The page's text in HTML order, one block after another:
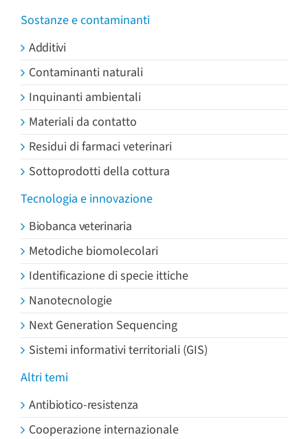
Sostanze e contaminanti
Additivi
Contaminanti naturali
Inquinanti ambientali
Materiali da contatto
Residui di farmaci veterinari
Sottoprodotti della cottura
Tecnologia e innovazione
Biobanca veterinaria
Metodiche biomolecolari
Identificazione di specie ittiche
Nanotecnologie
Next Generation Sequencing
Sistemi informativi territoriali (GIS)
Altri temi
Antibiotico-resistenza
Cooperazione internazionale